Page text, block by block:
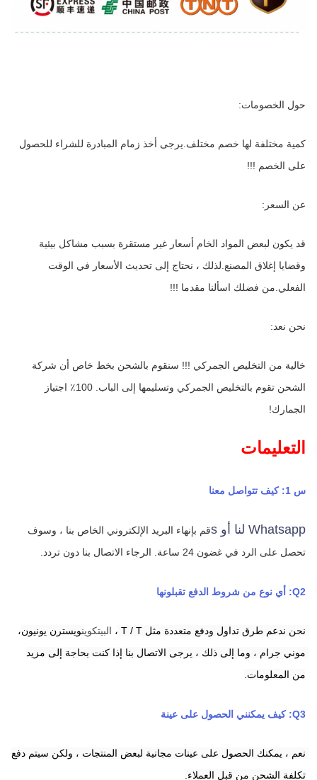
حول الخصومات:
على الخصم !!!
عن السعر:
قد يكون لبعض المواد الخام أسعار غير مستقرة بسبب مشاكل بيئية
وقضايا إغلاق المصنع.لذلك ، نحتاج إلى تحديث الأسعار في الوقت
الفعلي.من فضلك اسألنا مقدما !!!
نحن نعد:
خالية من التخليص الجمركي !!! سنقوم بالشحن بخط خاص أن شركة
الشحن تقوم بالتخليص الجمركي وتسليمها إلى الباب. 100٪ اجتياز
الجمارك!
التعليمات
س 1: كيف تتواصل معنا
Whatsapp لنا أو s
تحصل على الرد في غضون 24 ساعة.
الرجاء الاتصال بنا دون تردد.
Q2: أي نوع من شروط الدفع تقبلونها
نحن ندعم طرق تداول ودفع متعددة مثل T / T ، البيتكوينويسترن يونيون،
موني جرام ،
وما إلى ذلك ، يرجى الاتصال بنا إذا كنت بحاجة إلى مزيد
من المعلومات.
Q3: كيف يمكنني الحصول على عينة
نعم ، يمكنك الحصول على عينات مجانية لبعض المنتجات ، ولكن سيتم دفع
تكلفة الشحن من قبل العملاء.